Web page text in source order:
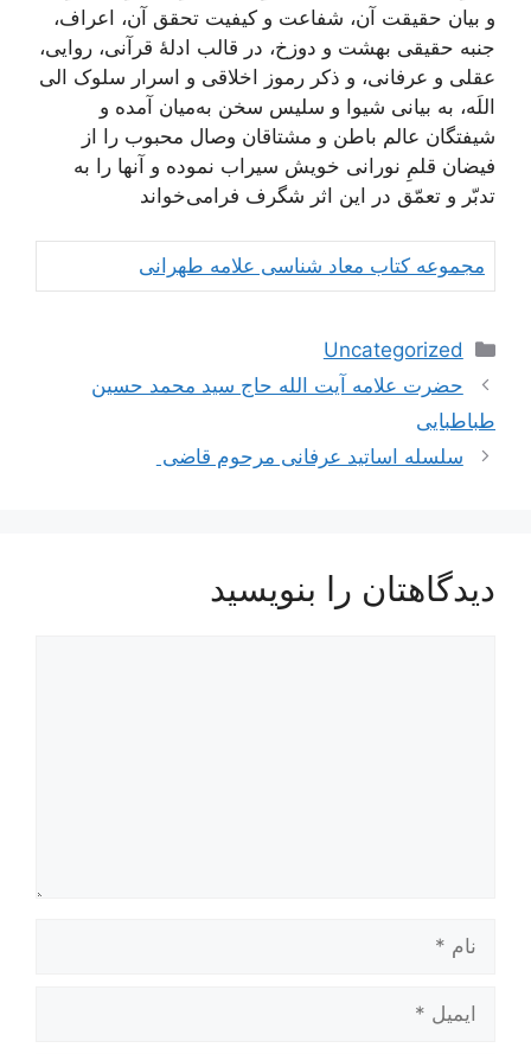
و بیان حقیقت آن، شفاعت و کیفیت تحقق آن، اعراف،
جنبه حقیقی بهشت و دوزخ، در قالب ادلۀ قرآنی، روایی،
عقلی و عرفانی، و ذکر رموز اخلاقی و اسرار سلوک الی
اللَه، به بیانی شیوا و سلیس سخن به‌میان آمده و
شیفتگان عالم باطن و مشتاقان وصال محبوب را از
فیضان قلمِ نورانی خویش سیراب نموده و آنها را به
تدبّر و تعمّق در این اثر شگرف فرامی‌خواند
مجموعه کتاب معاد شناسی علامه طهرانی
دسته‌ها
Uncategorized
ناوبری
نوشته‌ها
حضرت علامه آیت الله حاج سید محمد حسین
طباطبایی
سلسله اساتید عرفانی مرحوم قاضی
دیدگاهتان را بنویسید
ایمیل